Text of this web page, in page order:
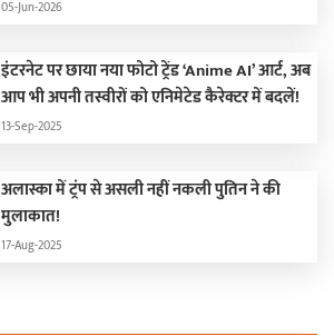
05-Jun-2026
इंटरनेट पर छाया नया फोटो ट्रेंड ‘Anime AI’ आर्ट, अब
आप भी अपनी तस्वीरों को एनिमेटेड कैरेक्टर में बदलें!
13-Sep-2025
अलास्का में ट्रंप से असली नहीं नकली पुतिन ने की
मुलाकात!
17-Aug-2025